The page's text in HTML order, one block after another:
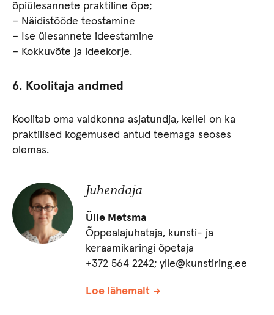
õpiülesannete praktiline õpe;
– Näidistööde teostamine
– Ise ülesannete ideestamine
– Kokkuvõte ja ideekorje.
6. Koolitaja andmed
Koolitab oma valdkonna asjatundja, kellel on ka
praktilised kogemused antud teemaga seoses
olemas.
Juhendaja
Ülle Metsma
Õppealajuhataja, kunsti- ja
keraamikaringi õpetaja
+372 564 2242; ylle@kunstiring.ee
Loe lähemalt